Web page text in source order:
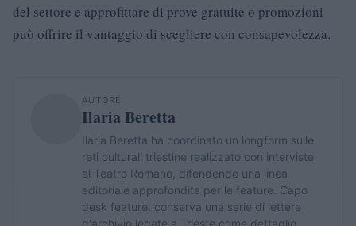
del settore e approfittare di prove gratuite o promozioni
può offrire il vantaggio di scegliere con consapevolezza.
AUTORE
Ilaria Beretta
Ilaria Beretta ha coordinato un longform sulle
reti culturali triestine realizzato con interviste
al Teatro Romano, difendendo una linea
editoriale approfondita per le feature. Capo
desk feature, conserva una serie di lettere
d'archivio legate a Trieste come dettaglio